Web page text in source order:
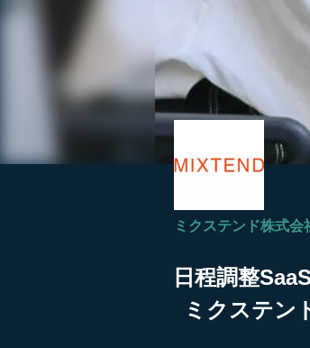
ミクステンド株式会
日程調整
ミクステン